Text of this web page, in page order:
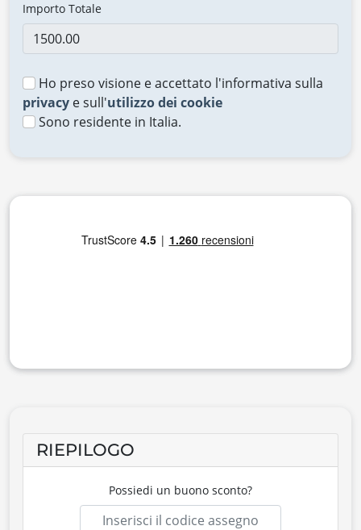
Importo Totale
Ho preso visione e accettato l'informativa sulla
privacy e sull'utilizzo dei cookie
Sono residente in Italia.
RIEPILOGO
Possiedi un buono sconto?